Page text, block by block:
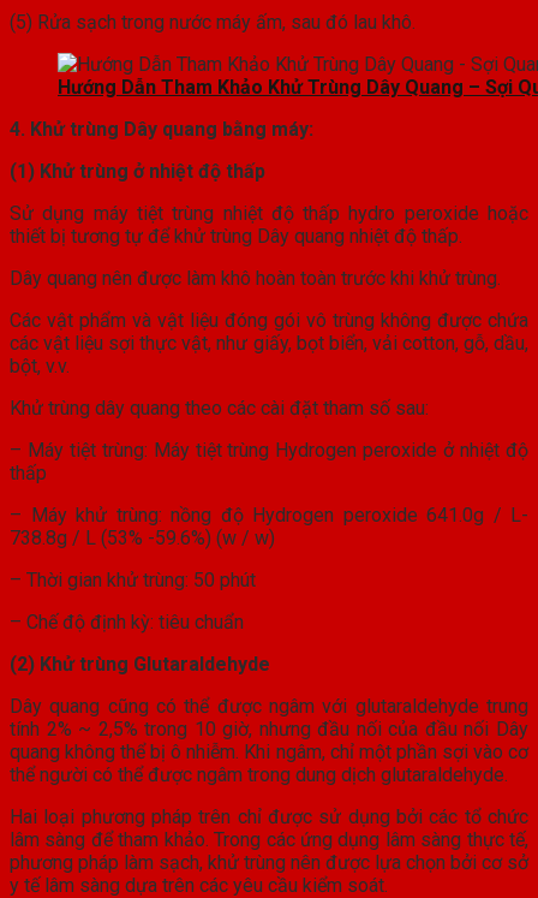
(5) Rửa sạch trong nước máy ấm, sau đó lau khô.
Hướng Dẫn Tham Khảo Khử Trùng Dây Quang – Sợi
4. Khử trùng Dây quang bằng máy:
(1) Khử trùng ở nhiệt độ thấp
Sử dụng máy tiệt trùng nhiệt độ thấp hydro peroxide hoặc
thiết bị tương tự để khử trùng Dây quang nhiệt độ thấp.
Dây quang nên được làm khô hoàn toàn trước khi khử trùng.
Các vật phẩm và vật liệu đóng gói vô trùng không được chứa
các vật liệu sợi thực vật, như giấy, bọt biển, vải cotton, gỗ, dầu,
bột, v.v.
Khử trùng dây quang theo các cài đặt tham số sau:
– Máy tiệt trùng: Máy tiệt trùng Hydrogen peroxide ở nhiệt độ
thấp
– Máy khử trùng: nồng độ Hydrogen peroxide 641.0g / L-
738.8g / L (53% -59.6%) (w / w)
– Thời gian khử trùng: 50 phút
– Chế độ định kỳ: tiêu chuẩn
(2) Khử trùng Glutaraldehyde
Dây quang cũng có thể được ngâm với glutaraldehyde trung
tính 2% ~ 2,5% trong 10 giờ, nhưng đầu nối của đầu nối Dây
quang không thể bị ô nhiễm. Khi ngâm, chỉ một phần sợi vào cơ
thể người có thể được ngâm trong dung dịch glutaraldehyde.
Hai loại phương pháp trên chỉ được sử dụng bởi các tổ chức
lâm sàng để tham khảo. Trong các ứng dụng lâm sàng thực tế,
phương pháp làm sạch, khử trùng nên được lựa chọn bởi cơ sở
y tế lâm sàng dựa trên các yêu cầu kiểm soát.